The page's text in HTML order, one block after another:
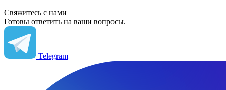
Свяжитесь с нами
Готовы ответить на ваши вопросы.
Telegram